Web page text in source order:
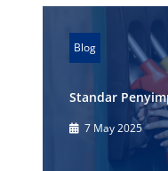
Blog
Standar
7 May 2025